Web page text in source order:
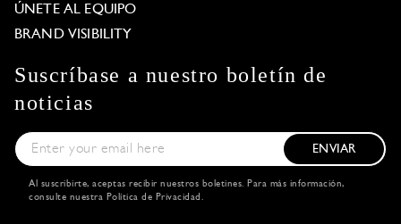
ÚNETE AL EQUIPO
BRAND VISIBILITY
Suscríbase a nuestro boletín de
noticias
ENVIAR
Al suscribirte, aceptas recibir nuestros boletines. Para más información,
consulte nuestra Política de Privacidad .